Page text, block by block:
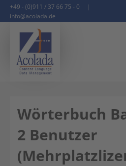
+49 - (0)911 / 37 66 75 - 0
|
info@acolada.de
Wörterbuch
2 Benutzer